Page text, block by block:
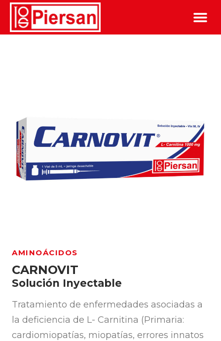
AMINOÁCIDOS
CARNOVIT
Solución Inyectable
Tratamiento de enfermedades asociadas a
la deficiencia de L- Carnitina (Primaria:
cardiomiopatías, miopatías, errores innatos